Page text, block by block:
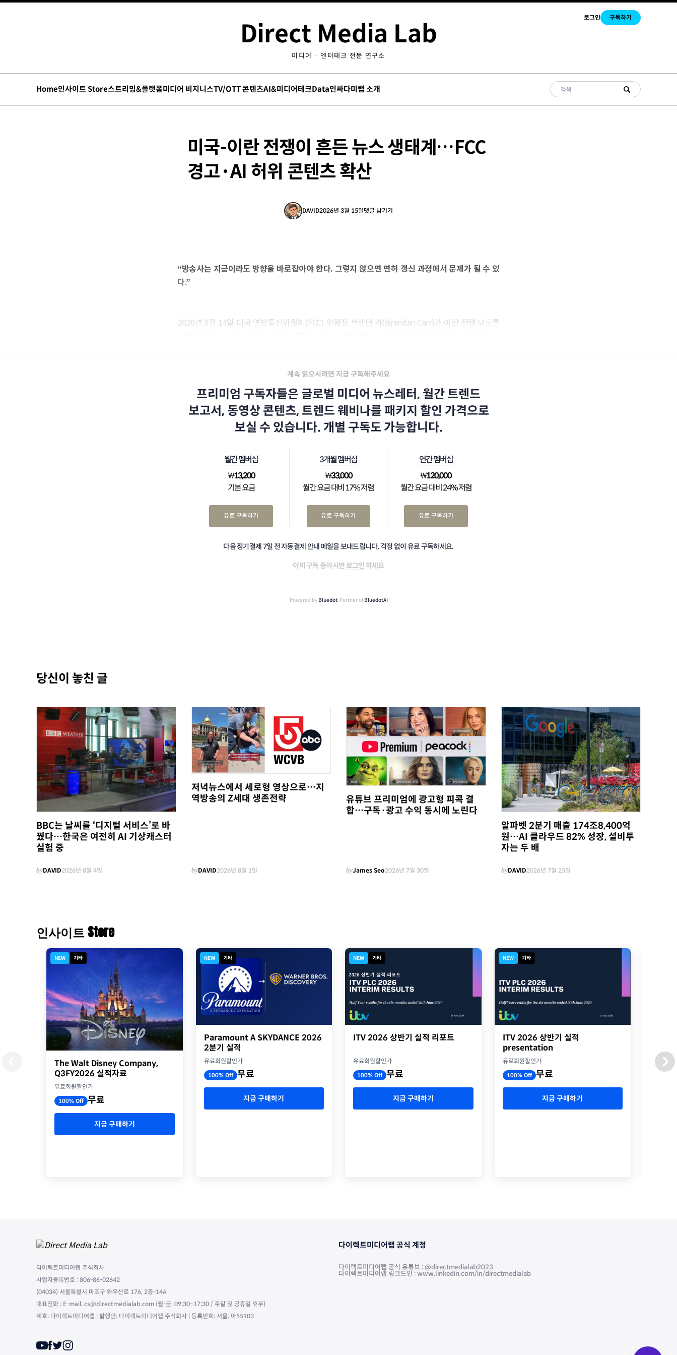
로그인 구독하기
Direct Media Lab
미디어 · 엔터테크 전문 연구소
Home인사이트 Store스트리밍&플랫폼미디어 비지니스TV/OTT 콘텐츠AI&미디어테크Data인싸다미랩 소개
미국-이란 전쟁이 흔든 뉴스 생태계…FCC
경고·AI 허위 콘텐츠 확산
DAVID2026년 3월 15일댓글 남기기
“방송사는 지금이라도 방향을 바로잡아야 한다. 그렇지 않으면 면허 갱신 과정에서 문제가 될 수 있
다.”
2026년 3월 14일 미국 연방통신위원회(FCC) 위원장 브렌던 카(Brendan Carr)가 이란 전쟁 보도를
계속 읽으시려면 지금 구독해주세요
프리미엄 구독자들은 글로벌 미디어 뉴스레터, 월간 트렌드
보고서, 동영상 콘텐츠, 트렌드 웨비나를 패키지 할인 가격으로
보실 수 있습니다. 개별 구독도 가능합니다.
월간 멤버십
₩13,200
기본 요금
유료 구독하기
3개월 멤버십
₩33,000
월간 요금 대비 17% 저렴
유료 구독하기
연간 멤버십
₩120,000
월간 요금 대비 24% 저렴
유료 구독하기
다음 정기결제 7일 전 자동결제 안내 메일을 보내드립니다. 걱정 없이 유료 구독하세요.
이미 구독 중이시면 로그인 하세요
Powered by Bluedot, Partner of BluedotAI
당신이 놓친 글
BBC는 날씨를 ‘디지털 서비스’로 바
꿨다…한국은 여전히 AI 기상캐스터
실험 중
byDAVID2026년 8월 4일
저녁뉴스에서 세로형 영상으로…지
역방송의 Z세대 생존전략
byDAVID2026년 8월 1일
유튜브 프리미엄에 광고형 피콕 결
합…구독·광고 수익 동시에 노린다
byJames Seo2026년 7월 30일
알파벳 2분기 매출 174조8,400억
원…AI 클라우드 82% 성장, 설비투
자는 두 배
byDAVID2026년 7월 25일
인사이트 Store
NEW 기타
The Walt Disney Company,
Q3FY2026 실적자료
유료회원할인가
100% Off 무료
지금 구매하기
NEW 기타
Paramount A SKYDANCE 2026
2분기 실적
유료회원할인가
100% Off 무료
지금 구매하기
NEW 기타
ITV 2026 상반기 실적 리포트
유료회원할인가
100% Off 무료
지금 구매하기
NEW 기타
ITV 2026 상반기 실적
presentation
유료회원할인가
100% Off 무료
지금 구매하기
유료회원
다이렉트미디어랩 주식회사
사업자등록번호 : 806-86-02642
(04034) 서울특별시 마포구 와우산로 176, 2층-14A
대표전화 : E-mail: cs@directmedialab.com (월-금: 09:30~17:30 / 주말 및 공휴일 휴무)
제호: 다이렉트미디어랩 | 발행인: 다이렉트미디어랩 주식회사 | 등록번호: 서울, 아55103
다이렉트미디어랩 공식 계정
다이렉트미디어랩 공식 유튜브 : @directmedialab2023
다이렉트미디어랩 링크드인 : www.linkedin.com/in/directmedialab